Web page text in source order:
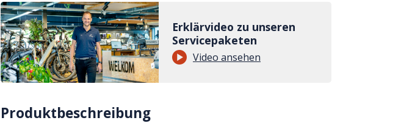
Erklärvideo zu unseren
Servicepaketen
Video ansehen
Produktbeschreibung